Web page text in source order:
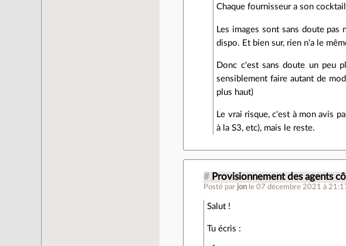
Chaque fournisseur a son
Les images sont sans doute
dispo. Et bien sur, rien n'a le
Donc c'est sans doute un peu
sensiblement faire autant de
plus haut)
Le vrai risque, c'est à mon avis
à la S3, etc), mais le reste.
# Provisionnement des agents
Posté par jon le 07 décembre 2021 à
Salut !
Tu écris :